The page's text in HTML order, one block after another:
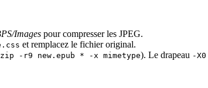
Images pour compresser les JPEG.
et remplacez le fichier original.
-r9 new.epub * -x mimetype). Le drapeau -X0